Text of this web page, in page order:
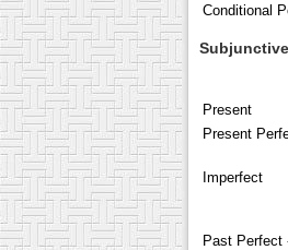
Conditional
Subjunctive
Present
Present
Imperfect
Past Perfect